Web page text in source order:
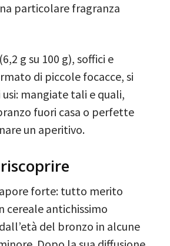
particolare fragranza
g su 100 g), soffici e
di piccole focacce, si
mangiate tali e quali,
fuori casa o perfette
un aperitivo.
forte: tutto merito
cereale antichissimo
del bronzo in alcune